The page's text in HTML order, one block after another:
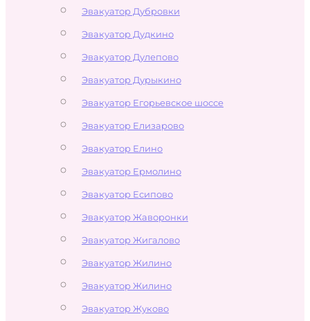
Эвакуатор Дубровки
Эвакуатор Дудкино
Эвакуатор Дулепово
Эвакуатор Дурыкино
Эвакуатор Егорьевское шоссе
Эвакуатор Елизарово
Эвакуатор Елино
Эвакуатор Ермолино
Эвакуатор Есипово
Эвакуатор Жаворонки
Эвакуатор Жигалово
Эвакуатор Жилино
Эвакуатор Жилино
Эвакуатор Жуково